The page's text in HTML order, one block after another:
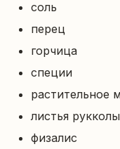
соль
перец
горчица
специи
растительное
листья рукколы
физалис